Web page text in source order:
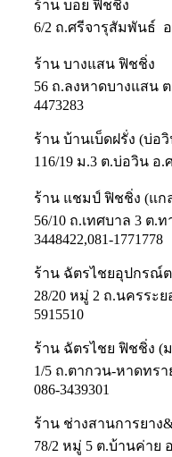
ร้าน บอย ฟิชชิ่ง
6/2 ถ.ศรีจารุสัมพันธ์
ร้าน บางแสน ฟิชชิ่ง
56 ถ.ลงหาดบางแสน
4473283
ร้าน บ้านเบ็ดฝรั่ง (บ่อ
116/19 ม.3 ต.บ่อวิน อ.
ร้าน แชมป์ ฟิชชิ่ง (แก
56/10 ถ.เทศบาล 3 ต.
3448422,081-1771778
ร้าน ฉัตรไชยอุปกรณ์
28/20 หมู่ 2 ถ.นครระ
5915510
ร้าน ฉัตรไชย ฟิชชิ่ง (
1/5 ถ.ตากวน-หาดทร
086-3439301
ร้าน ช่างสานการยาง
78/2 หมู่ 5 ต.บ้านค่าย